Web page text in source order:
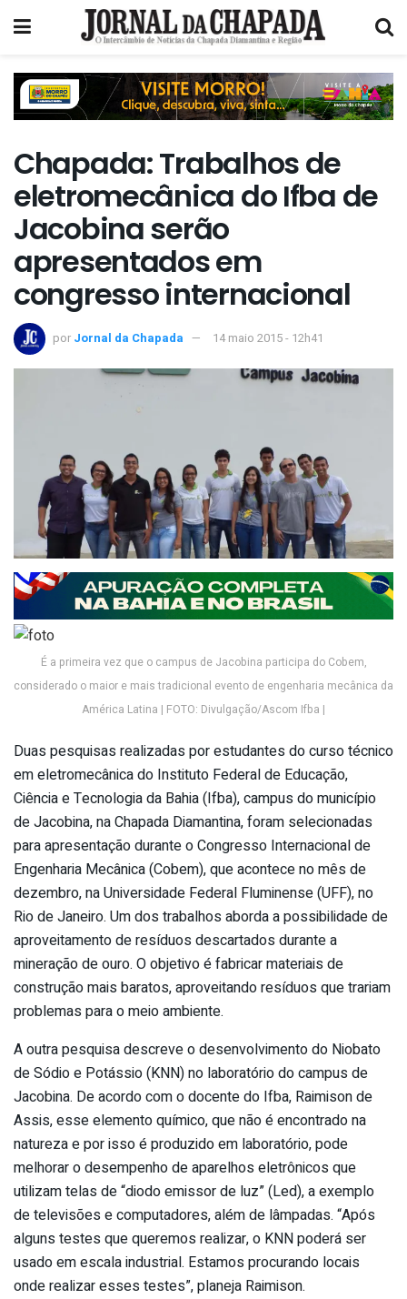
Chapada: Trabalhos de
eletromecânica do Ifba de
Jacobina serão
apresentados em
congresso internacional
por Jornal da Chapada 14 maio 2015 - 12h41
É a primeira vez que o campus de Jacobina participa do Cobem,
considerado o maior e mais tradicional evento de engenharia mecânica da
América Latina | FOTO: Divulgação/Ascom Ifba |
Duas pesquisas realizadas por estudantes do curso técnico
em eletromecânica do Instituto Federal de Educação,
Ciência e Tecnologia da Bahia (Ifba), campus do município
de Jacobina, na Chapada Diamantina, foram selecionadas
para apresentação durante o Congresso Internacional de
Engenharia Mecânica (Cobem), que acontece no mês de
dezembro, na Universidade Federal Fluminense (UFF), no
Rio de Janeiro. Um dos trabalhos aborda a possibilidade de
aproveitamento de resíduos descartados durante a
mineração de ouro. O objetivo é fabricar materiais de
construção mais baratos, aproveitando resíduos que trariam
problemas para o meio ambiente.
A outra pesquisa descreve o desenvolvimento do Niobato
de Sódio e Potássio (KNN) no laboratório do campus de
Jacobina. De acordo com o docente do Ifba, Raimison de
Assis, esse elemento químico, que não é encontrado na
natureza e por isso é produzido em laboratório, pode
melhorar o desempenho de aparelhos eletrônicos que
utilizam telas de “diodo emissor de luz” (Led), a exemplo
de televisões e computadores, além de lâmpadas. “Após
alguns testes que queremos realizar, o KNN poderá ser
usado em escala industrial. Estamos procurando locais
onde realizar esses testes”, planeja Raimison.